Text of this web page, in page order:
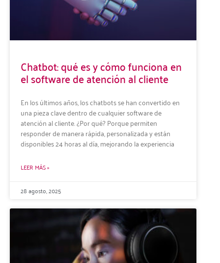
Chatbot: qué es y cómo funciona en
el software de atención al cliente
En los últimos años, los chatbots se han convertido en
una pieza clave dentro de cualquier software de
atención al cliente. ¿Por qué? Porque permiten
responder de manera rápida, personalizada y están
disponibles 24 horas al día, mejorando la experiencia
LEER MÁS »
28 agosto, 2025